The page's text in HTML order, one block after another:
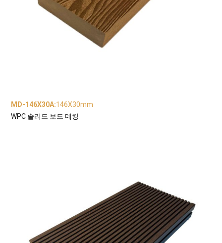
MD-146X30A:146X30mm
WPC 솔리드 보드 데킹